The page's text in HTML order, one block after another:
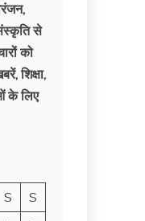
से
को
शिक्षा,
के लिए
S
S